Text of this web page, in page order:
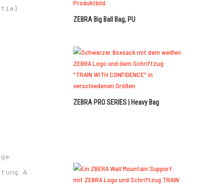
ZEBRA Big Ball Bag, PU
ZEBRA PRO SERIES | Heavy Bag
&